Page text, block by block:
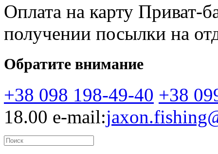
Оплата на карту Приват-
получении посылки на
Обратите внимание
+38 098 198-49-40 +38
18.00 e-mail: